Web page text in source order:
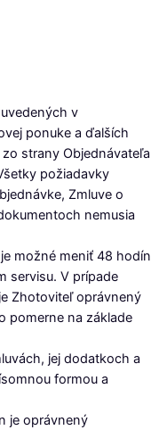
v
ponuke a ďalších
strany Objednávateľa
požiadavky
Zmluve o
nemusia
možné meniť 48 hodín
servisu. V prípade
Zhotoviteľ oprávnený
pomerne na základe
jej dodatkoch a
formou a
je oprávnený